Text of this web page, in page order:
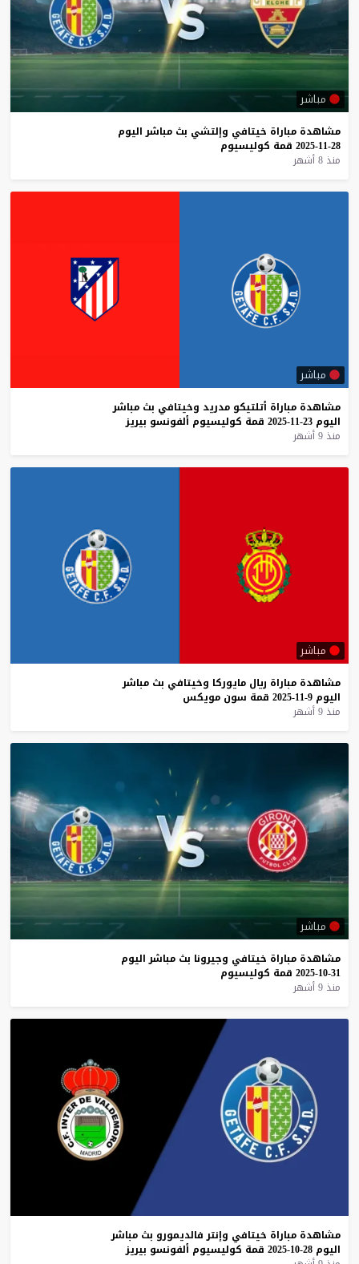
مباشر
مشاهدة مباراة خيتافي وإلتشي بث مباشر اليوم
28-11-2025
قمة كوليسيوم
منذ 8 أشهر
مباشر
مشاهدة مباراة أتلتيكو مدريد وخيتافي بث مباشر
اليوم 23-11-2025 قمة كوليسيوم ألفونسو بيريز
منذ 9 أشهر
مباشر
مشاهدة مباراة ريال مايوركا وخيتافي بث مباشر
اليوم 9-11-2025 قمة سون مويكس
منذ 9 أشهر
مباشر
مشاهدة مباراة خيتافي وجيرونا بث مباشر اليوم
31-10-2025
قمة كوليسيوم
منذ 9 أشهر
مشاهدة مباراة خيتافي وإنتر فالديمورو بث مباشر
اليوم 28-10-2025 قمة كوليسيوم ألفونسو بيريز